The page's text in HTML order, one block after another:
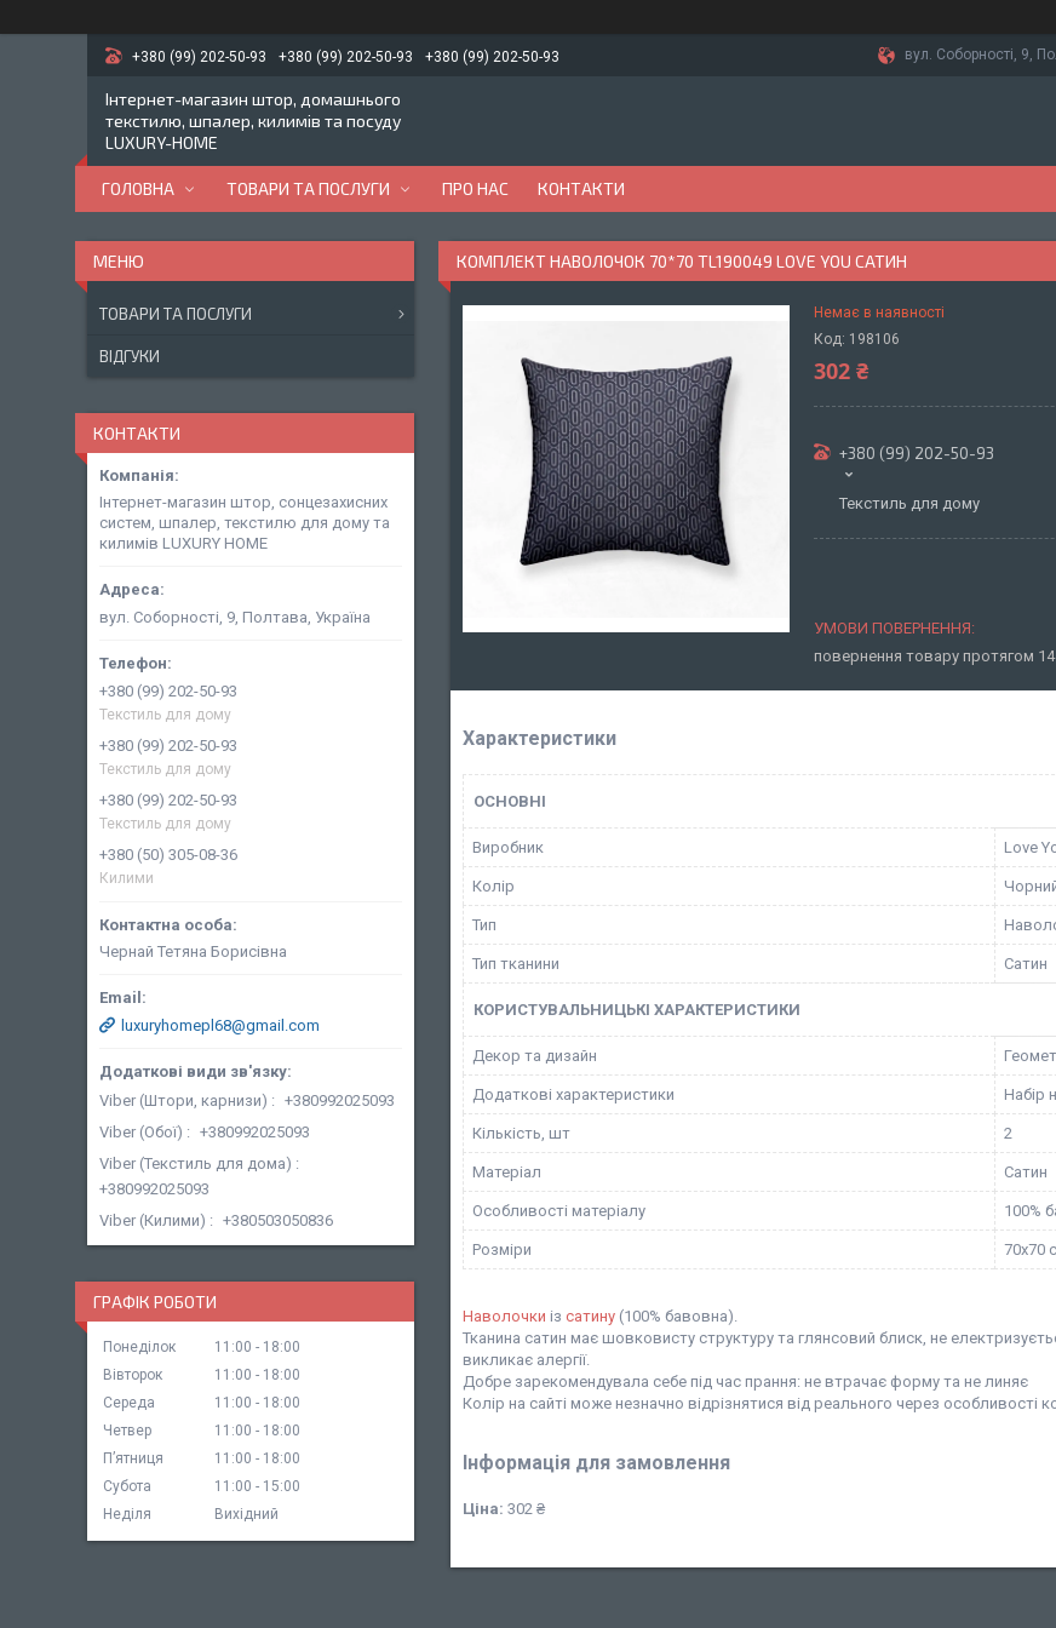
+380 (99) 202-50-93 +380 (99) 202-50-93 +380 (99) 202-50-93 вул. Соборності, 9,
Інтернет-магазин штор, домашнього
текстилю, шпалер, килимів та посуду
LUXURY-HOME
ГОЛОВНА ТОВАРИ ТА ПОСЛУГИ ПРО НАС КОНТАКТИ
КОМПЛЕКТ НАВОЛОЧОК 70*70 TL190049 LOVE YOU САТИН
Немає в наявності
Код: 198106
302 ₴
+380 (99) 202-50-93
Текстиль для дому
повернення товару протягом 14
Характеристики
ОСНОВНІ
Виробник Love
Колір
Тип
Тип тканини Сатин
КОРИСТУВАЛЬНИЦЬКІ ХАРАКТЕРИСТИКИ
Декор та дизайн
Додаткові характеристики Набір
Кількість, шт 2
Матеріал Сатин
Особливості матеріалу 100%
Розміри 70х70
Наволочки із сатину (100% бавовна).
Тканина сатин має шовковисту структуру та глянсовий блиск, не
викликає алергії.
Добре зарекомендувала себе під час прання: не втрачає форму та не линяє
Колір на сайті може незначно відрізнятися від реального через особливості
Інформація для замовлення
Ціна: 302 ₴
ТОВАРИ ТА ПОСЛУГИ
ВІДГУКИ
КОНТАКТИ
Інтернет-магазин штор, сонцезахисних
систем, шпалер, текстилю для дому та
килимів LUXURY HOME
вул. Соборності, 9, Полтава, Україна
+380 (99) 202-50-93
Текстиль для дому
+380 (99) 202-50-93
Текстиль для дому
+380 (99) 202-50-93
Текстиль для дому
+380 (50) 305-08-36
Килими
Чернай Тетяна Борисівна
luxuryhomepl68@gmail.com
Viber (Штори, карнизи)
+380992025093
Viber (Обої)
+380992025093
Viber (Текстиль для дома)
+380992025093
Viber (Килими)
+380503050836
ГРАФІК РОБОТИ
Понеділок 11:00
18:00
Вівторок
11:00
18:00
Середа
11:00
18:00
Четвер
11:00
18:00
Пʼятниця
11:00
18:00
Субота
11:00
15:00
Неділя
Вихідний